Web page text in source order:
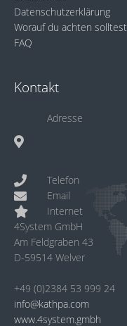
Datenschutzerklärung
Worauf du achten solltest
FAQ
Kontakt
Adresse
Telefon
Email
Internet
4System GmbH
Am Feldgraben 43
D-59514 Welver
+49 (0)2384 53 999 24
info@kathpa.com
www.4system.gmbh